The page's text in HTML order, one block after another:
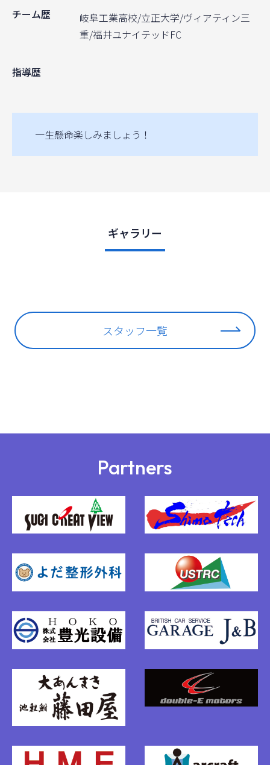
チーム歴
岐阜工業高校/立正大学/ヴィアティン三
重/福井ユナイテッドFC
指導歴
一生懸命楽しみましょう！
ギャラリー
スタッフ一覧
Partners